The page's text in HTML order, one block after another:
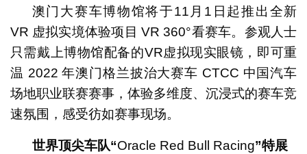
澳门大赛车博物馆将于11月1日起推出全新
VR 虚拟实境体验项目 VR 360°看赛车。参观人士
只需戴上博物馆配备的VR虚拟现实眼镜，即可重
温 2022 年澳门格兰披治大赛车 CTCC 中国汽车
场地职业联赛赛事，体验多维度、沉浸式的赛车竞
速氛围，感受彷如赛事现场。
世界顶尖车队“Oracle Red Bull Racing”特展